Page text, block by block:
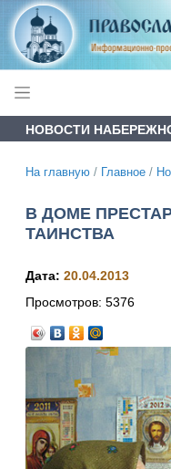
НОВОСТИ
На главную / Главное /
В ДОМЕ
ТАИНСТВА
Дата: 20.04.2013
Просмотров: 5376